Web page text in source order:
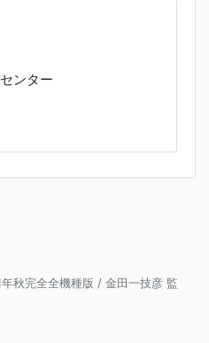
ンター
秋完全全機種版 / 金田一技彦 監